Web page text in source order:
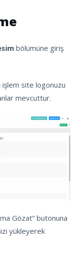
bölümüne giriş
işlem site logonuzu
mevcuttur.
Gözat” butonuna
yükleyerek